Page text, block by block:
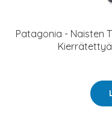
Patagonia - Naisten